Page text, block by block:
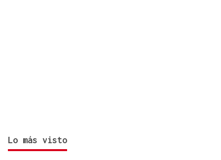
Lo más visto